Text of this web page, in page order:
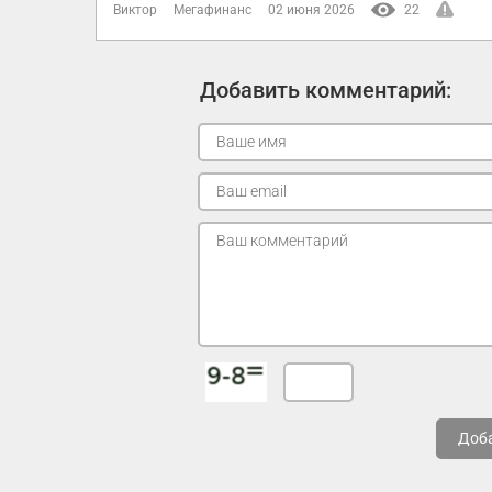
Виктор Мегафинанс 02 июня 2026 22
Добавить комментарий: